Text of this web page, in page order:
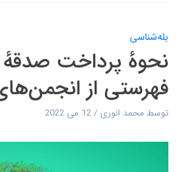
بله‌شناسی
نحوهٔ پرداخت صدقهٔ
فهرستی از
توسط محمد انوری 12 می 2022